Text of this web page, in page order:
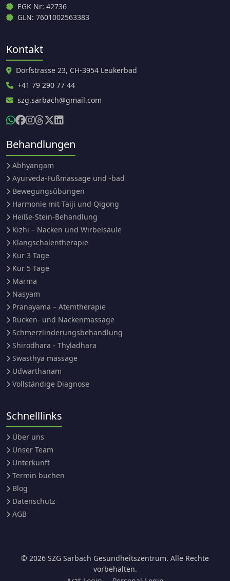
EGK Nr: 42736
GLN: 7601002563383
Kontakt
Dorfstrasse 23, CH-3954 Leukerbad
+41 79 290 77 44
szg.sarbach@gmail.com
Behandlungen
Abhyangam
Ayurveda-Fußmassage und -bad
Bewegungsübungen
Harmonie mit Taiji und Qigong
Heiße-Stein-Behandlung
Kizhi – Nacken und Wirbelsäule
Klangschalentherapie
Kur 3 Tage
Kur 5 Tage
Marma
Nasyam
Pranayama – Atemtherapie
Rücken- und Nackenmassage
Schmerzlinderungsbehandlung
Shirodhara - Thyladhara
Swasthya massage
Udwarthanam
Vollständige Diagnose
Schnelllinks
Über uns
Unser Team
Unterkunft
Termin buchen
Blog
Datenschutz
AGB
© 2026 SZG Sarbach Gesundheitszentrum. Alle Rechte
vorbehalten.